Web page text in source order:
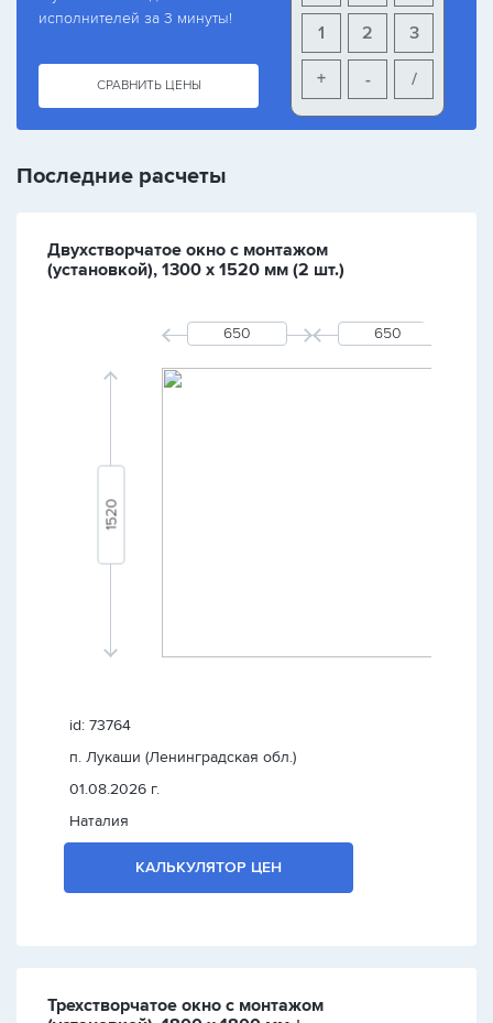
исполнителей за 3 минуты!
СРАВНИТЬ ЦЕНЫ
3
2
1
+ - /
Последние расчеты
Двухстворчатое окно с монтажом
(установкой), 1300 х 1520 мм (2 шт.)
id: 73764
п. Лукаши (Ленинградская обл.)
01.08.2026 г.
Наталия
КАЛЬКУЛЯТОР ЦЕН
Трехстворчатое окно с монтажом